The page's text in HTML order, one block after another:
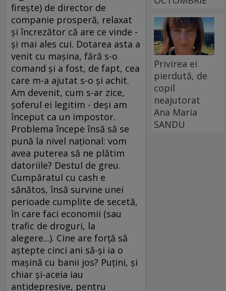
fireşte) de director de
companie prosperă, relaxat
şi încrezător că are ce vinde -
şi mai ales cui. Dotarea asta a
venit cu maşina, fără s-o
comand şi a fost, de fapt, cea
care m-a ajutat s-o şi achit.
Am devenit, cum s-ar zice,
şoferul ei legitim - deşi am
început ca un impostor.
Problema începe însă să se
pună la nivel naţional: vom
avea puterea să ne plătim
datoriile? Destul de greu.
Cumpăratul cu cash e
sănătos, însă survine unei
perioade cumplite de secetă,
în care faci economii (sau
trafic de droguri, la
alegere...). Cine are forţă să
aştepte cinci ani să-şi ia o
maşină cu banii jos? Puţini, şi
chiar şi-aceia iau
antidepresive, pentru
Privirea ei
pierdută, de
copil
neajutorat
Ana Maria
SANDU